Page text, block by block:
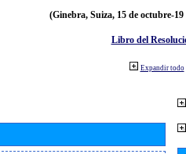
(Ginebra, Suiza, 15 de octubre-19
Libro del
Expandir todo